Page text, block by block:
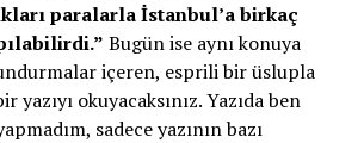
paralarla İstanbul’a birkaç
Bugün ise aynı konuya
içeren, esprili bir üslupla
yazıyı okuyacaksınız. Yazıda ben
sadece yazının bazı